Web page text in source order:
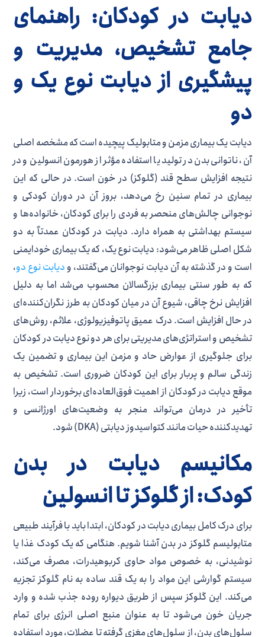
دیابت در کودکان: راهنمای
جامع تشخیص، مدیریت و
پیشگیری از دیابت نوع یک و
دو
دیابت یک بیماری مزمن و متابولیک پیچیده است که مشخصه اصلی
آن، ناتوانی بدن در تولید یا استفاده مؤثر از هورمون انسولین و در
نتیجه افزایش سطح قند (گلوکز) در خون است. در حالی که این
بیماری در تمام سنین رخ می‌دهد، بروز آن در دوران کودکی و
نوجوانی چالش‌های منحصر به فردی را برای کودکان، خانواده‌ها و
سیستم بهداشتی به همراه دارد. دیابت در کودکان عمدتاً به دو
شکل اصلی ظاهر می‌شود: دیابت نوع یک، که یک بیماری خودایمنی
است و در گذشته به آن دیابت نوجوانان می‌گفتند، و دیابت نوع دو،
که به طور سنتی بیماری بزرگسالان محسوب می‌شد اما به دلیل
افزایش نرخ چاقی، شیوع آن در میان کودکان به طرز نگران‌کننده‌ای
در حال افزایش است. درک عمیق پاتوفیزیولوژی، علائم، روش‌های
تشخیص و استراتژی‌های مدیریتی برای هر دو نوع دیابت در کودکان
برای جلوگیری از عوارض حاد و مزمن این بیماری و تضمین یک
زندگی سالم و پربار برای این کودکان ضروری است. تشخیص به
موقع دیابت در کودکان از اهمیت فوق‌العاده‌ای برخوردار است، زیرا
تأخیر در درمان می‌تواند منجر به وضعیت‌های اورژانسی و
تهدیدکننده حیات مانند کتواسیدوز دیابتی (DKA) شود.
مکانیسم دیابت در بدن
کودک: از گلوکز تا انسولین
برای درک کامل بیماری دیابت در کودکان، ابتدا باید با فرآیند طبیعی
متابولیسم گلوکز در بدن آشنا شویم. هنگامی که یک کودک غذا یا
نوشیدنی، به خصوص مواد حاوی کربوهیدرات، مصرف می‌کند،
سیستم گوارشی این مواد را به یک قند ساده به نام گلوکز تجزیه
می‌کند. این گلوکز سپس از طریق دیواره روده جذب شده و وارد
جریان خون می‌شود تا به عنوان منبع اصلی انرژی برای تمام
سلول‌های بدن، از سلول‌های مغزی گرفته تا عضلات، مورد استفاده